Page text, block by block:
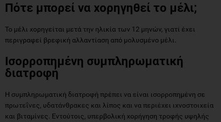
Πότε μπορεί να χορηγηθεί το μέλι;
Το μέλι χορηγείται μετά την ηλικία των 12 μηνών, γιατί έχει
περιγραφεί βρεφική αλλαντίαση από μολυσμένο μέλι.
Ισορροπημένη συμπληρωματική
διατροφή
Η συμπληρωματική διατροφή πρέπει να είναι ισορροπημένη σε
πρωτεΐνες, υδατάνθρακες και λίπος και να περιέχει ιχνοστοιχεία
και βιταμίνες. Εντούτοις, υπερβολική χορήγηση τροφής υψηλής